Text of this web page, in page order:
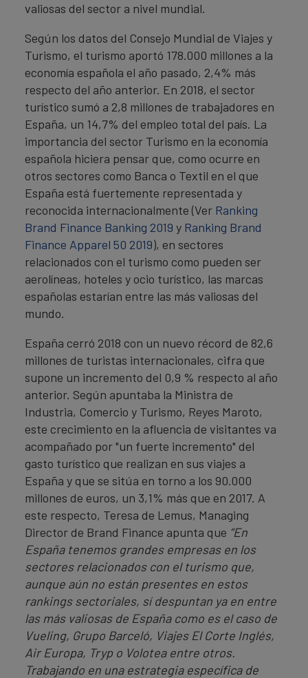
valiosas del sector a nivel mundial.
Según los datos del Consejo Mundial de Viajes y
Turismo, el turismo aportó 178.000 millones a la
economía española el año pasado, 2,4% más
respecto del año anterior. En 2018, el sector
turístico sumó a 2,8 millones de trabajadores en
España, un 14,7% del empleo total del país. La
importancia del sector Turismo en la economía
española hiciera pensar que, como ocurre en
otros sectores como Banca o Textil en el que
España está fuertemente representada y
reconocida internacionalmente (Ver Ranking
Brand Finance Banking 2019 y Ranking Brand
Finance Apparel 50 2019), en sectores
relacionados con el turismo como pueden ser
aerolíneas, hoteles y ocio turístico, las marcas
españolas estarían entre las más valiosas del
mundo.
España cerró 2018 con un nuevo récord de 82,6
millones de turistas internacionales, cifra que
supone un incremento del 0,9 % respecto al año
anterior. Según apuntaba la Ministra de
Industria, Comercio y Turismo, Reyes Maroto,
este crecimiento en la afluencia de visitantes va
acompañado por "un fuerte incremento" del
gasto turístico que realizan en sus viajes a
España y que se sitúa en torno a los 90.000
millones de euros, un 3,1% más que en 2017. A
este respecto, Teresa de Lemus, Managing
Director de Brand Finance apunta que “En
España tenemos grandes empresas en los
sectores relacionados con el turismo que,
aunque aún no están presentes en estos
rankings sectoriales, sí despuntan ya en entre
las más valiosas de España como es el caso de
Vueling, Grupo Barceló, Viajes El Corte Inglés,
Air Europa, Tryp o Volotea entre otros.
Trabajando en una estrategia específica de